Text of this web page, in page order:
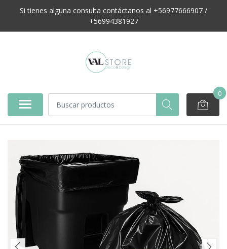
Si tienes alguna consulta contáctanos al +56977666907 /
+56994381927
0